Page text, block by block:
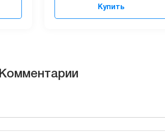
Купить
Комментарии